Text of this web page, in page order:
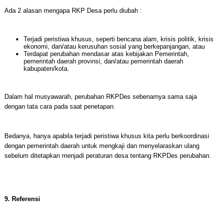
Ada 2 alasan mengapa RKP Desa perlu diubah :
Terjadi peristiwa khusus, seperti bencana alam, krisis politik, krisis
ekonomi, dan/atau kerusuhan sosial yang berkepanjangan, atau
Terdapat perubahan mendasar atas kebijakan Pemerintah,
pemerintah daerah provinsi, dan/atau pemerintah daerah
kabupaten/kota.
Dalam hal musyawarah, perubahan RKPDes sebenarnya sama saja
dengan tata cara pada saat penetapan.
Bedanya, hanya apabila terjadi peristiwa khusus kita perlu berkoordinasi
dengan pemerintah daerah untuk mengkaji dan menyelaraskan ulang
sebelum ditetapkan menjadi peraturan desa tentang RKPDes perubahan.
9. Referensi